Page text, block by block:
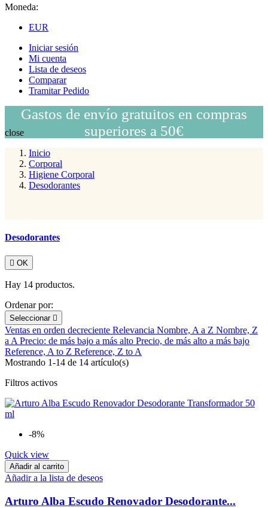
Moneda:
EUR
Iniciar sesión
Mi cuenta
Lista de deseos
Comparar
Tramitar Pedido
Gastos de envío gratuitos en compras
superiores a 50€
close
Inicio
Corporal
Higiene Corporal
Desodorantes
Desodorantes
 OK
Hay 14 productos.
Ordenar por:
Seleccionar 
Ventas en orden decreciente Relevancia Nombre, A a Z Nombre, Z
a A Precio: de más bajo a más alto Precio, de más alto a más bajo
Reference, A to Z Reference, Z to A
Mostrando 1-14 de 14 artículo(s)
Filtros activos
-8%
Quick view
Añadir al carrito
Añadir a la lista de deseos
Arturo Alba Escudo Renovador Desodorante...